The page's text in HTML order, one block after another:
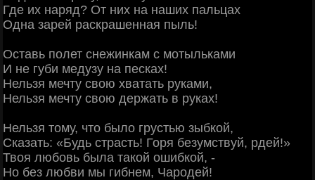
Где их наряд? От них на наших пальцах
Одна зарей раскрашенная пыль!
Оставь полет снежинкам с мотыльками
И не губи медузу на песках!
Нельзя мечту свою хватать руками,
Нельзя мечту свою держать в руках!
Нельзя тому, что было грустью зыбкой,
Сказать: «Будь страсть! Горя безумствуй, рдей!»
Твоя любовь была такой ошибкой, -
Но без любви мы гибнем, Чародей!